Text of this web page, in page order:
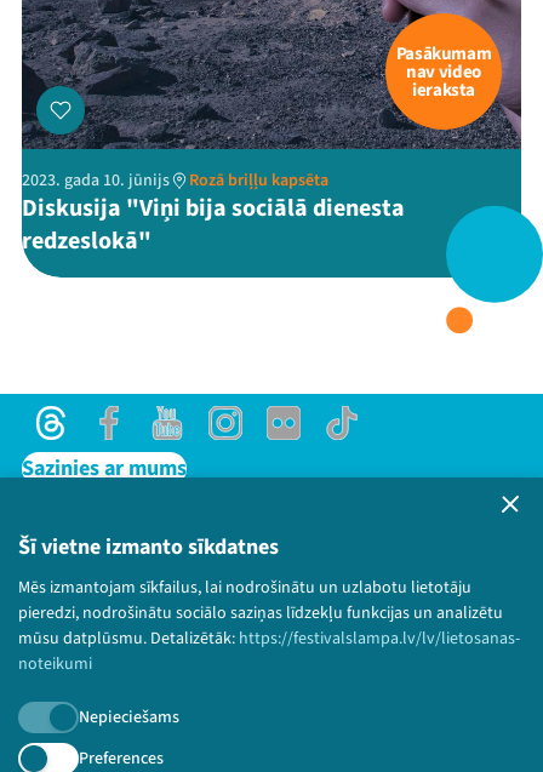
Šī vietne izmanto sīkdatnes
Mēs izmantojam sīkfailus, lai nodrošinātu un uzlabotu lietotāju
pieredzi, nodrošinātu sociālo saziņas līdzekļu funkcijas un analizētu
mūsu datplūsmu. Detalizētāk: https://festivalslampa.lv/lv/lietosanas-
noteikumi
Nepieciešams
Preferences
ThreadsFacebookYoutube
X Instagram
Flick TikTok
Pasākumam
nav video
ieraksta
2023. gada 10. jūnijs Rozā briļļu kapsēta
Diskusija "Viņi bija sociālā dienesta
redzeslokā"
ThreadsFacebookYoutubeInstagram
Flick TikTok
Sazinies ar mums
Lietošanas noteikumi un sīkdatņu politika
Bērnu aizsardzības politika
© 2026 Sarunu festivāls LAMPA Visas tiesības
paturētas.
Piesakies jaunumiem!